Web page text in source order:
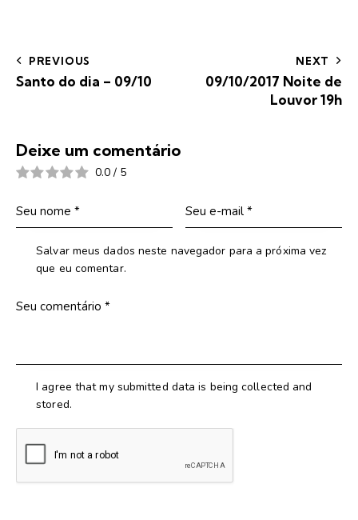
PREVIOUS
Santo do dia – 09/10
NEXT
09/10/2017 Noite de
Louvor 19h
Deixe um comentário
0.0 / 5
Salvar meus dados neste navegador para a próxima vez
que eu comentar.
I agree that my submitted data is being collected and
stored.